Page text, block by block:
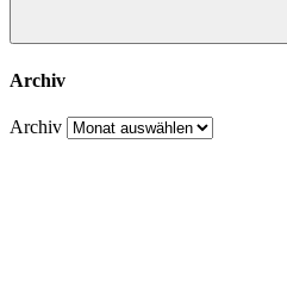
Archiv
Archiv